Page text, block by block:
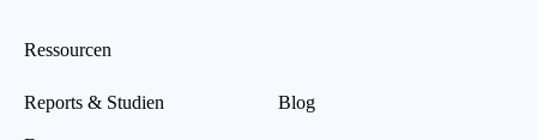
Ressourcen
Reports & Studien Blog